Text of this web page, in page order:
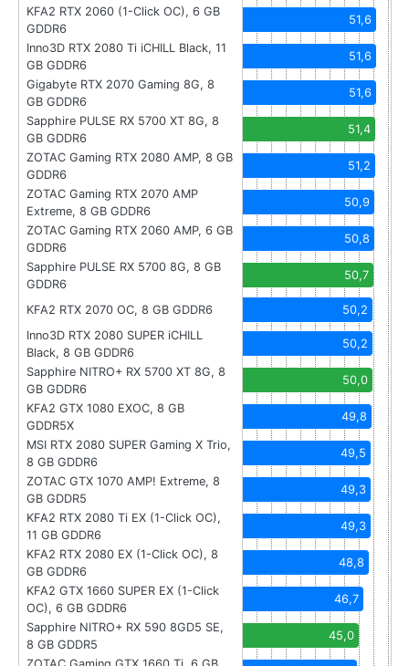
KFA2 RTX 2060 (1-Click OC), 6 GB
GDDR6
51,6
Inno3D RTX 2080 Ti iCHILL Black, 11
GB GDDR6
51,6
Gigabyte RTX 2070 Gaming 8G, 8
GB GDDR6
51,6
Sapphire PULSE RX 5700 XT 8G, 8
GB GDDR6
51,4
ZOTAC Gaming RTX 2080 AMP, 8 GB
GDDR6
51,2
ZOTAC Gaming RTX 2070 AMP
Extreme, 8 GB GDDR6
50,9
ZOTAC Gaming RTX 2060 AMP, 6 GB
GDDR6
50,8
Sapphire PULSE RX 5700 8G, 8 GB
GDDR6
50,7
KFA2 RTX 2070 OC, 8 GB GDDR6
50,2
Inno3D RTX 2080 SUPER iCHILL
Black, 8 GB GDDR6
50,2
Sapphire NITRO+ RX 5700 XT 8G, 8
GB GDDR6
50,0
KFA2 GTX 1080 EXOC, 8 GB
GDDR5X
49,8
MSI RTX 2080 SUPER Gaming X Trio,
8 GB GDDR6
49,5
ZOTAC GTX 1070 AMP! Extreme, 8
GB GDDR5
49,3
KFA2 RTX 2080 Ti EX (1-Click OC),
11 GB GDDR6
49,3
KFA2 RTX 2080 EX (1-Click OC), 8
GB GDDR6
48,8
KFA2 GTX 1660 SUPER EX (1-Click
OC), 6 GB GDDR6
46,7
Sapphire NITRO+ RX 590 8GD5 SE,
8 GB GDDR5
45,0